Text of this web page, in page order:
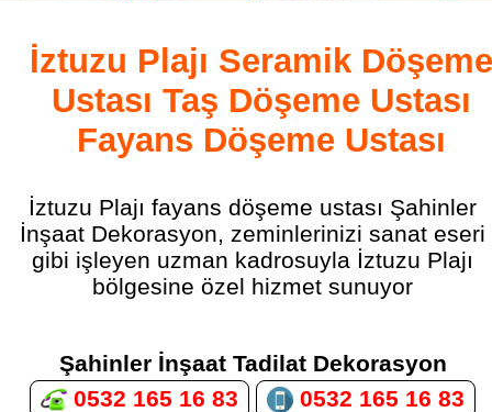
0532 165 16 83
İztuzu Plajı Seramik Döşeme
Ustası Taş Döşeme Ustası
Fayans Döşeme Ustası
İztuzu Plajı fayans döşeme ustası Şahinler
İnşaat Dekorasyon, zeminlerinizi sanat eseri
gibi işleyen uzman kadrosuyla İztuzu Plajı
bölgesine özel hizmet sunuyor
Şahinler İnşaat Tadilat Dekorasyon
0532 165 16 83
0532 165 16 83